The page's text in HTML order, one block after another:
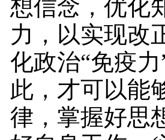
想信念，优化
力，以实现改
化政治“免疫
此，才可以能
律，掌握好思